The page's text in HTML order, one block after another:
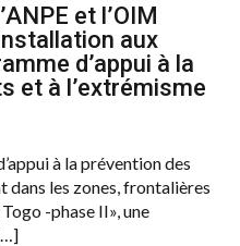
et l’OIM
aux
d’appui à la
et à l’extrémisme
à la prévention des
dans les zones, frontalières
-phase II», une